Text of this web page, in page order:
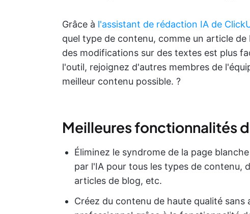
Grâce à l'assistant de rédaction IA de
quel type de contenu, comme un article
des modifications sur des textes est plus
l'outil, rejoignez d'autres membres de
meilleur contenu possible. ?
Meilleures fonctionnalités
Éliminez le syndrome de la page
par l'IA pour tous les types de contenu,
articles de blog, etc.
Créez du contenu de haute qualité